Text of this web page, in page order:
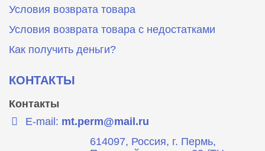
Условия возврата товара
Условия возврата товара с недостатками
Как получить деньги?
КОНТАКТЫ
Контакты
E-mail: mt.perm@mail.ru
614097, Россия, г. Пермь,